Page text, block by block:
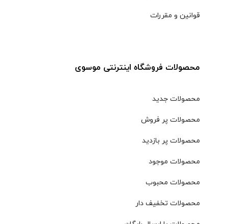
قوانین و مقررات
محصولات فروشگاه اینترنتی موسوی
محصولات جدید
محصولات پر فروش
محصولات پر بازدید
محصولات موجود
محصولات محبوب
محصولات تخفیف دار